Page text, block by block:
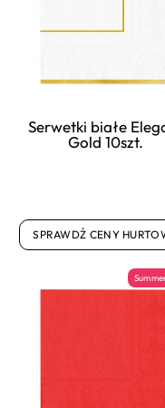
Serwetki białe
Gold 10szt.
SPRAWDŹ CENY